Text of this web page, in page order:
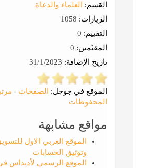
القسم:
العلماء والدعاة
الزيارات:
التقييم:
المقيّمين:
تاريخ الإضافة:
الموقع في جوجل: الصفحات -
المحفوظات
مواقع مشابهة
الموقع العربي الاول
وتوثيق الحسابات
الموقع الرسمي لأديداس